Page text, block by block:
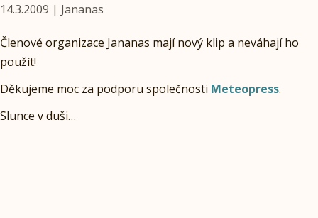
14.3.2009 | Jananas
Členové organizace Jananas mají nový klip a neváhají ho
použít!
Děkujeme moc za podporu společnosti Meteopress.
Slunce v duši…